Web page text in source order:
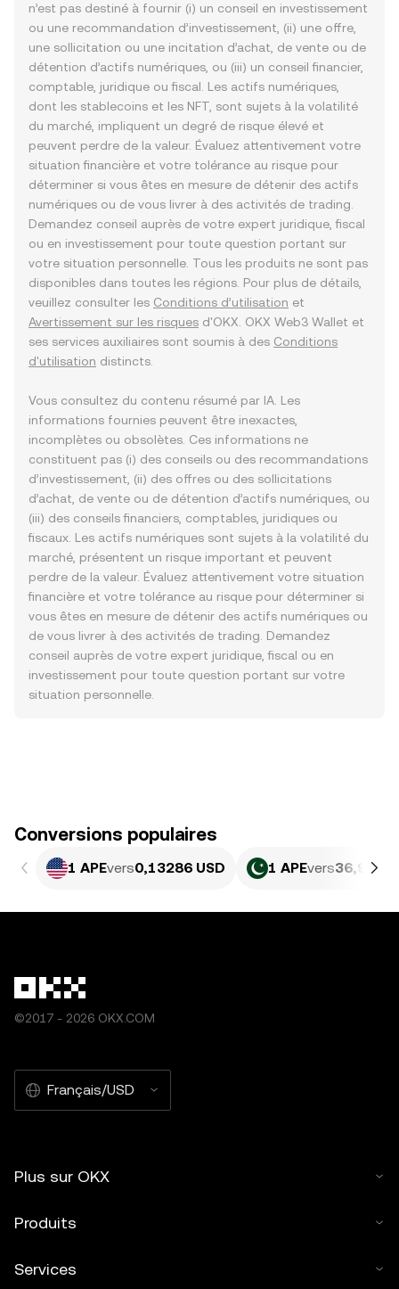
n’est pas destiné à fournir (i) un conseil en investissement
ou une recommandation d’investissement, (ii) une offre,
une sollicitation ou une incitation d’achat, de vente ou de
détention d’actifs numériques, ou (iii) un conseil financier,
comptable, juridique ou fiscal. Les actifs numériques,
dont les stablecoins et les NFT, sont sujets à la volatilité
du marché, impliquent un degré de risque élevé et
peuvent perdre de la valeur. Évaluez attentivement votre
situation financière et votre tolérance au risque pour
déterminer si vous êtes en mesure de détenir des actifs
numériques ou de vous livrer à des activités de trading.
Demandez conseil auprès de votre expert juridique, fiscal
ou en investissement pour toute question portant sur
votre situation personnelle. Tous les produits ne sont pas
disponibles dans toutes les régions. Pour plus de détails,
veuillez consulter les Conditions d’utilisation et
Avertissement sur les risques d'OKX. OKX Web3 Wallet et
ses services auxiliaires sont soumis à des Conditions
d'utilisation distincts.
Vous consultez du contenu résumé par IA. Les
informations fournies peuvent être inexactes,
incomplètes ou obsolètes. Ces informations ne
constituent pas (i) des conseils ou des recommandations
d’investissement, (ii) des offres ou des sollicitations
d’achat, de vente ou de détention d’actifs numériques, ou
(iii) des conseils financiers, comptables, juridiques ou
fiscaux. Les actifs numériques sont sujets à la volatilité du
marché, présentent un risque important et peuvent
perdre de la valeur. Évaluez attentivement votre situation
financière et votre tolérance au risque pour déterminer si
vous êtes en mesure de détenir des actifs numériques ou
de vous livrer à des activités de trading. Demandez
conseil auprès de votre expert juridique, fiscal ou en
investissement pour toute question portant sur votre
situation personnelle.
Conversions populaires
1 APEvers0,13286 USD 1 APEvers36,91
©2017 - 2026 OKX.COM
Français/USD
Plus sur OKX
Produits
Services